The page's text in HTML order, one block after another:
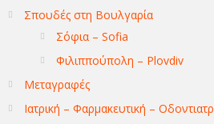
Σπουδές στη Βουλγαρία
Σόφια – Sofia
Φιλιππούπολη – Plovdiv
Μεταγραφές
Ιατρική – Φαρμακευτική –